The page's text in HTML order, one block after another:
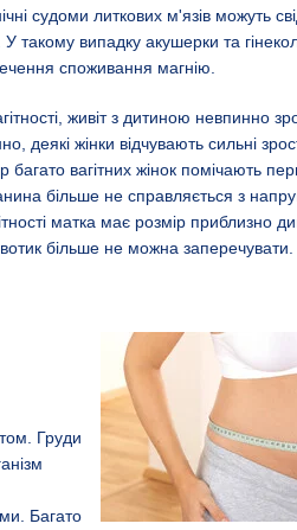
судоми литкових м'язів можуть
У такому випадку акушерки та
споживання магнію
живіт з дитиною невпинно
деякі жінки відчувають сильні
багато вагітних жінок помічають
більше не справляється з
матка має розмір приблизно
більше не можна заперечувати.
Груди
Багато